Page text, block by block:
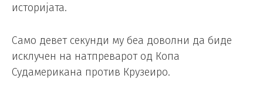
историјата.
Само девет секунди му беа доволни да биде
исклучен на натпреварот од Копа
Судамерикана против Крузеиро.